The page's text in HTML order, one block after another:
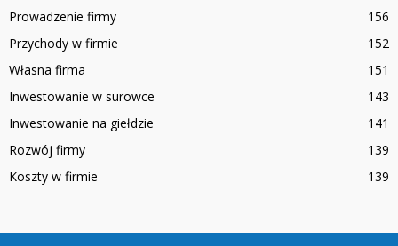
Prowadzenie firmy
156
Przychody w firmie
152
Własna firma
151
Inwestowanie w surowce
143
Inwestowanie na giełdzie
141
Rozwój firmy
139
Koszty w firmie
139